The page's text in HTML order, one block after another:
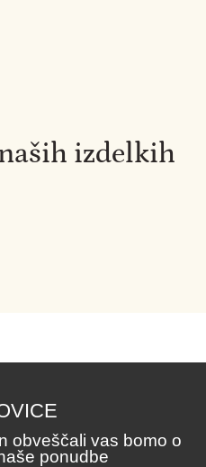
izdelkih
obveščali vas bomo o
ponudbe